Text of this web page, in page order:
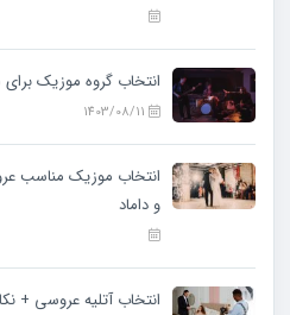
انتخاب گروه موزیک
انتخاب موزیک مناسب
و داماد
انتخاب آتلیه عروسی +